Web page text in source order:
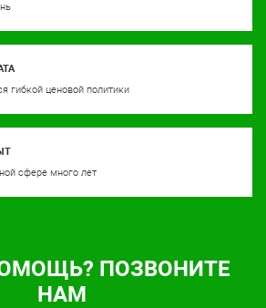
гибкой ценовой политики
сфере много лет
ПОЗВОНИТЕ
НАМ